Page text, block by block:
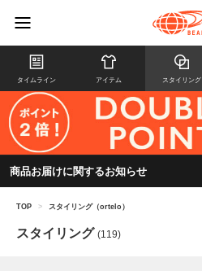
タイムライン アイテム スタイリング
商品お届けに関するお知らせ
TOP > スタイリング（ortelo）
スタイリング (119)